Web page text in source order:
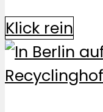
Klick rein